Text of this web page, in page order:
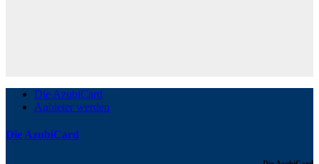
Die AzubiCard
Anbieter werden
Die AzubiCard